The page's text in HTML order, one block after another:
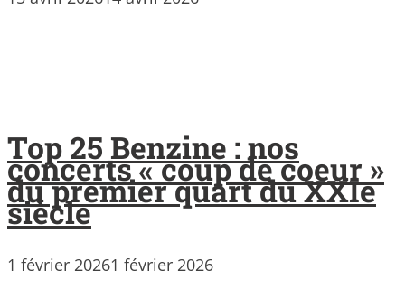
Top 25 Benzine : nos
concerts « coup de coeur »
du premier quart du XXIe
siècle
1 février 20261 février 2026